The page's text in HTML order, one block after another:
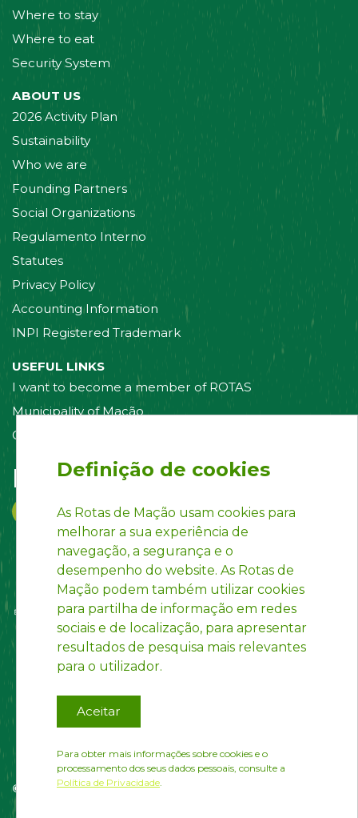
Where to stay
Where to eat
Security System
ABOUT US
2026 Activity Plan
Sustainability
Who we are
Founding Partners
Social Organizations
Regulamento Interno
Statutes
Privacy Policy
Accounting Information
INPI Registered Trademark
USEFUL LINKS
I want to become a member of ROTAS
Municipality of Mação
Contact us
Follow us on:
© Rotas de Mação | Developed by
Definição de cookies
As Rotas de Mação usam cookies para
melhorar a sua experiência de
navegação, a segurança e o
desempenho do website. As Rotas de
Mação podem também utilizar cookies
para partilha de informação em redes
sociais e de localização, para apresentar
resultados de pesquisa mais relevantes
para o utilizador.
Aceitar
Para obter mais informações sobre cookies e o
processamento dos seus dados pessoais, consulte a
Política de Privacidade.